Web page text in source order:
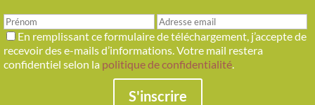
En remplissant ce formulaire de téléchargement, j’accepte de
recevoir des e-mails d’informations. Votre mail restera
confidentiel selon la politique de confidentialité.
S'inscrire